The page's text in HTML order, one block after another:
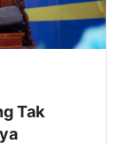
Tak